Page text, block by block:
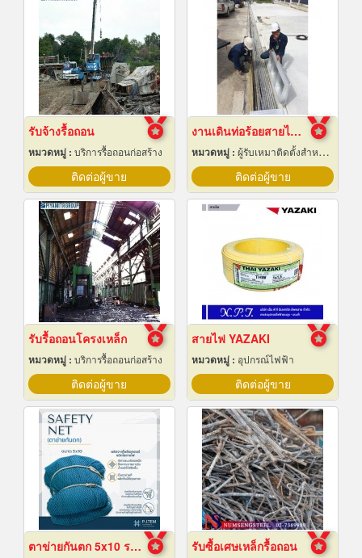
รับจ้างรื้อถอน
หมวดหมู่ : บริการรื้อถอนก่อสร้าง
ติดต่อผู้ขาย
งานเดินท่อร้อยสายไฟฟ้า ระยอง
หมวดหมู่ : ผู้รับเหมาติดตั้งสำหรับบ้านและโรงงานไฟฟ้า
ติดต่อผู้ขาย
รับรื้อถอนโครงเหล็ก
หมวดหมู่ : บริการรื้อถอนก่อสร้าง
ติดต่อผู้ขาย
สายไฟ YAZAKI
หมวดหมู่ : อุปกรณ์ไฟฟ้า
ติดต่อผู้ขาย
ตาข่ายกันตก 5x10 ราคาถูก รับซื้อเศษเหล็กรื้อถอน